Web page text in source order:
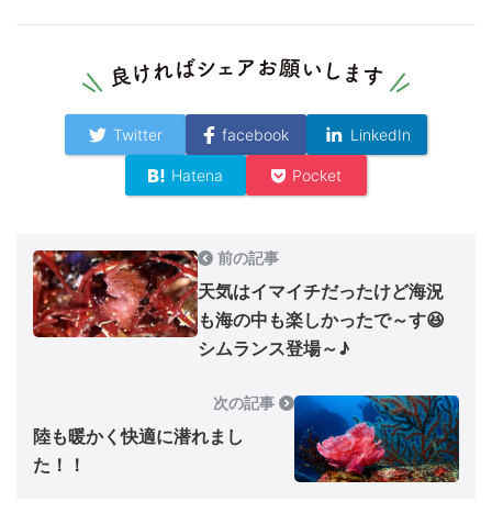
Twitter facebook LinkedIn
Hatena Pocket
前の記事
天気はイマイチだったけど海況
も海の中も楽しかったで～す😆
シムランス登場～♪
次の記事
陸も暖かく快適に潜れまし
た！！